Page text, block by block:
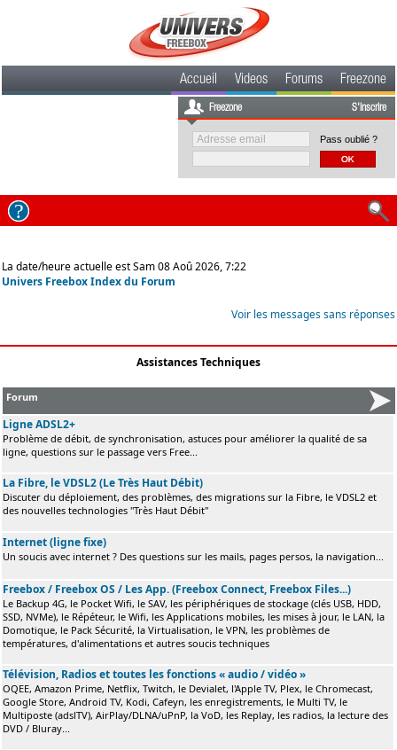
Accueil Videos Forums Freezone
Freezone S'inscrire
Pass oublié ?
La date/heure actuelle est Sam 08 Aoû 2026, 7:22
Univers Freebox Index du Forum
Voir les messages sans réponses
Assistances Techniques
Forum
Ligne ADSL2+
Problème de débit, de synchronisation, astuces pour améliorer la qualité de sa
ligne, questions sur le passage vers Free...
La Fibre, le VDSL2 (Le Très Haut Débit)
Discuter du déploiement, des problèmes, des migrations sur la Fibre, le VDSL2 et
des nouvelles technologies "Très Haut Débit"
Internet (ligne fixe)
Un soucis avec internet ? Des questions sur les mails, pages persos, la navigation...
Freebox / Freebox OS / Les App. (Freebox Connect, Freebox Files...)
Le Backup 4G, le Pocket Wifi, le SAV, les périphériques de stockage (clés USB, HDD,
SSD, NVMe), le Répéteur, le Wifi, les Applications mobiles, les mises à jour, le LAN, la
Domotique, le Pack Sécurité, la Virtualisation, le VPN, les problèmes de
températures, d'alimentations et autres soucis techniques
Télévision, Radios et toutes les fonctions « audio / vidéo »
OQEE, Amazon Prime, Netflix, Twitch, le Devialet, l'Apple TV, Plex, le Chromecast,
Google Store, Android TV, Kodi, Cafeyn, les enregistrements, le Multi TV, le
Multiposte (adslTV), AirPlay/DLNA/uPnP, la VoD, les Replay, les radios, la lecture des
DVD / Bluray...